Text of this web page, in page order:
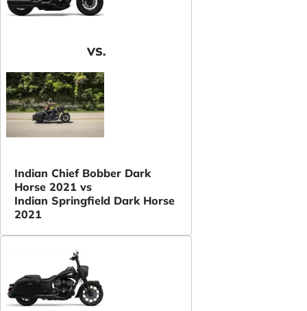
VS.
Indian Chief Bobber Dark
Horse 2021 vs
Indian Springfield Dark Horse
2021